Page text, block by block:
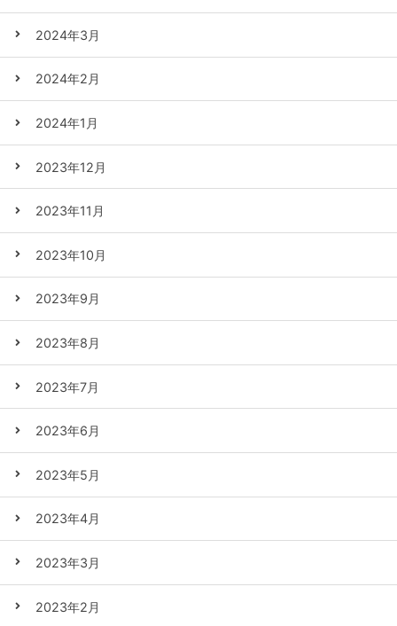
2024年3月
2024年2月
2024年1月
2023年12月
2023年11月
2023年10月
2023年9月
2023年8月
2023年7月
2023年6月
2023年5月
2023年4月
2023年3月
2023年2月